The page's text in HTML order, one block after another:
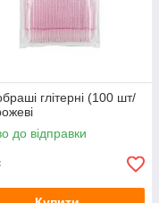
глітерні (100 шт/
до відправки